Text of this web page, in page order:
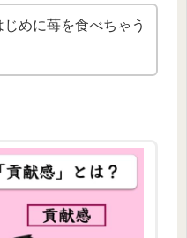
めに苺を食べちゃう